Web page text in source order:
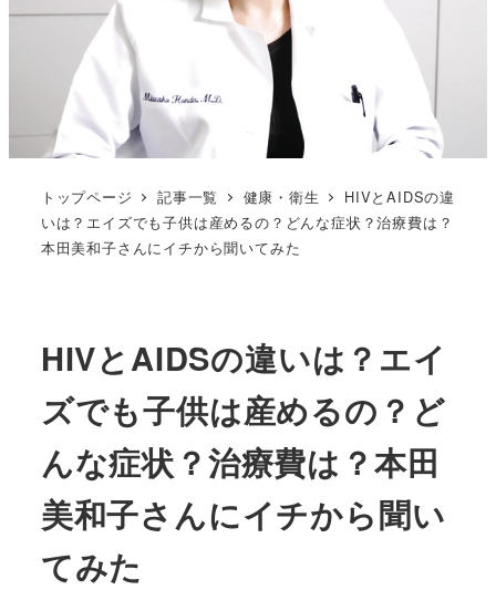
トップページ 記事一覧 健康・衛生
HIVとAIDSの違
いは？エイズでも子供は産めるの？どんな症状？治療費は？
本田美和子さんにイチから聞いてみた
HIVとAIDSの違いは？エイ
ズでも子供は産めるの？ど
んな症状？治療費は？本田
美和子さんにイチから聞い
てみた